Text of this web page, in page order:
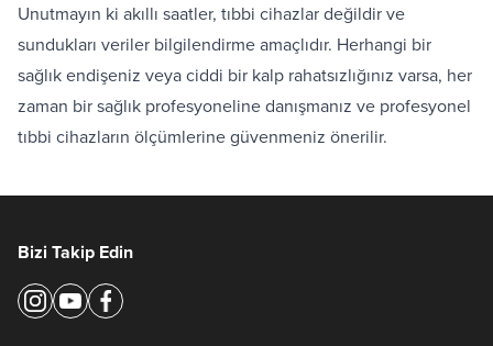
Unutmayın ki akıllı saatler, tıbbi cihazlar değildir ve
sundukları veriler bilgilendirme amaçlıdır. Herhangi bir
sağlık endişeniz veya ciddi bir kalp rahatsızlığınız varsa, her
zaman bir sağlık profesyoneline danışmanız ve profesyonel
tıbbi cihazların ölçümlerine güvenmeniz önerilir.
Bizi Takip Edin